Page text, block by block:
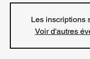
Les inscriptions
Voir d'autres